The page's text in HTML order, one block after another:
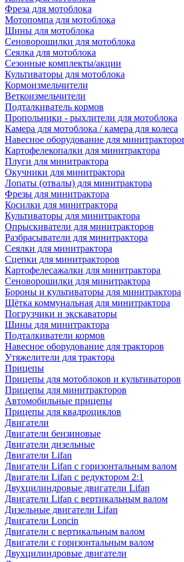
Фреза для мотоблока
Мотопомпа для мотоблока
Шины для мотоблока
Сеноворошилки для мотоблока
Сеялка для мотоблока
Сезонные комплекты/акции
Культиваторы для мотоблока
Кормоизмельчители
Веткоизмельчители
Подталкиватель кормов
Пропольники - рыхлители для мотоблока
Камера для мотоблока / камера для колеса
Навесное оборудование для
Картофелекопалки для минитрактора
Плуги для минитрактора
Окучники для минитрактора
Лопаты (отвалы) для минитрактора
Фрезы для минитрактора
Косилки для минитрактора
Культиваторы для минитрактора
Опрыскиватели для минитракторов
Разбрасыватели для минитрактора
Сеялки для минитрактора
Сцепки для минитракторов
Картофелесажалки для минитрактора
Сеноворошилки для минитрактора
Бороны и культиваторы для минитрактора
Щётка коммунальная для минитрактора
Погрузчики и экскаваторы
Шины для минитрактора
Подталкиватели кормов
Навесное оборудование для тракторов
Утяжелители для трактора
Прицепы
Прицепы для мотоблоков и культиваторов
Прицепы для минитракторов
Автомобильные прицепы
Прицепы для квадроциклов
Двигатели
Двигатели бензиновые
Двигатели дизельные
Двигатели Lifan
Двигатели Lifan с горизонтальным валом
Двигатели Lifan с редуктором 2:1
Двухцилиндровые двигатели Lifan
Двигатели Lifan с вертикальным валом
Дизельные двигатели Lifan
Двигатели Loncin
Двигатели с вертикальным валом
Двигатели с горизонтальным валом
Двухцилиндровые двигатели